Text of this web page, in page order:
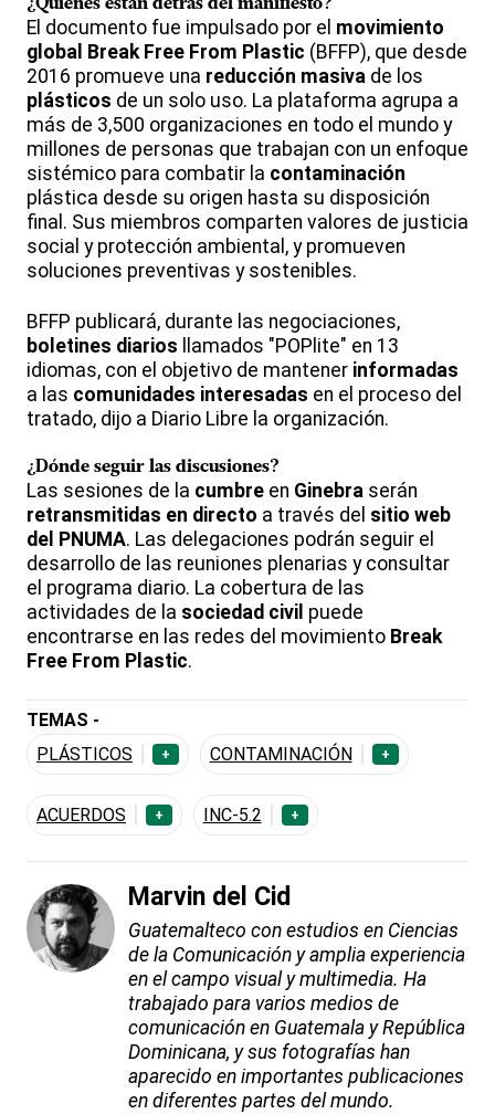
¿Quiénes están detrás del manifiesto?
El documento fue impulsado por el movimiento
global Break Free From Plastic (BFFP), que desde
2016 promueve una reducción masiva de los
plásticos de un solo uso. La plataforma agrupa a
más de 3,500 organizaciones en todo el mundo y
millones de personas que trabajan con un enfoque
sistémico para combatir la contaminación
plástica desde su origen hasta su disposición
final. Sus miembros comparten valores de justicia
social y protección ambiental, y promueven
soluciones preventivas y sostenibles.
BFFP publicará, durante las negociaciones,
boletines diarios llamados "POPlite" en 13
idiomas, con el objetivo de mantener informadas
a las comunidades interesadas en el proceso del
tratado, dijo a Diario Libre la organización.
¿Dónde seguir las discusiones?
Las sesiones de la cumbre en Ginebra serán
retransmitidas en directo a través del sitio web
del PNUMA. Las delegaciones podrán seguir el
desarrollo de las reuniones plenarias y consultar
el programa diario. La cobertura de las
actividades de la sociedad civil puede
encontrarse en las redes del movimiento Break
Free From Plastic.
TEMAS -
PLÁSTICOS
+ CONTAMINACIÓN +
ACUERDOS + INC-5.2 +
Marvin del Cid
Guatemalteco con estudios en Ciencias
de la Comunicación y amplia experiencia
en el campo visual y multimedia. Ha
trabajado para varios medios de
comunicación en Guatemala y República
Dominicana, y sus fotografías han
aparecido en importantes publicaciones
en diferentes partes del mundo.